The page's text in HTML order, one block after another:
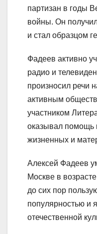
партизан в годы
войны. Он
и стал образцом
Фадеев активно
радио и
произносил речи
активным
участником
оказывал помощь
жизненных и
Алексей Фадеев
Москве в
до сих пор
популярностью и
отечественной